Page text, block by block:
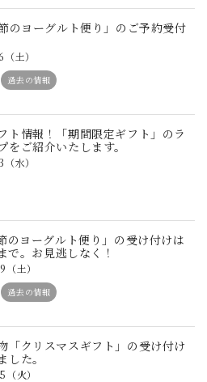
のヨーグルト便り」のご予約受付
土）
過去の情報
ト情報！「期間限定ギフト」のラ
をご紹介いたします。
水）
のヨーグルト便り」の受け付けは
で。お見逃しなく！
土）
過去の情報
「クリスマスギフト」の受け付け
した。
火）